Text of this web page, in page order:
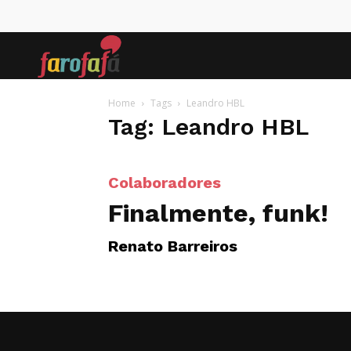
Home Tags Leandro HBL
Tag: Leandro HBL
Colaboradores
Finalmente, funk!
Renato Barreiros